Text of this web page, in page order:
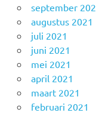
september
augustus 2021
juli 2021
juni 2021
mei 2021
april 2021
maart 2021
februari 2021